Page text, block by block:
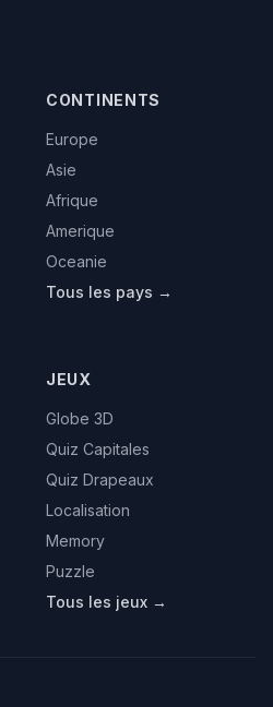
CONTINENTS
Europe
Asie
Afrique
Amerique
Oceanie
Tous les pays →
JEUX
Globe 3D
Quiz Capitales
Quiz Drapeaux
Localisation
Memory
Puzzle
Tous les jeux →